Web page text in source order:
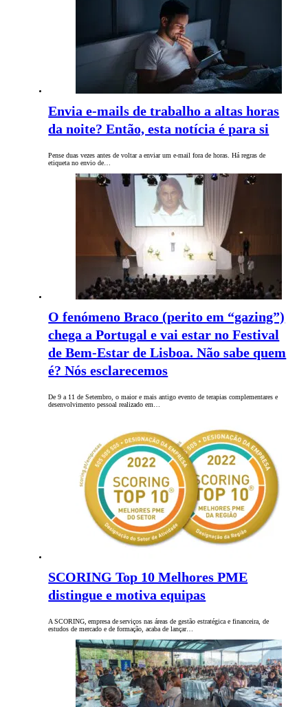
Envia e-mails de trabalho a altas horas
da noite? Então, esta notícia é para si
Pense duas vezes antes de voltar a enviar um e-mail fora de horas. Há regras de
etiqueta no envio de…
O fenómeno Braco (perito em “gazing”)
chega a Portugal e vai estar no Festival
de Bem-Estar de Lisboa. Não sabe quem
é? Nós esclarecemos
De 9 a 11 de Setembro, o maior e mais antigo evento de terapias complementares e
desenvolvimento pessoal realizado em…
SCORING Top 10 Melhores PME
distingue e motiva equipas
A SCORING, empresa de serviços nas áreas de gestão estratégica e financeira, de
estudos de mercado e de formação, acaba de lançar…